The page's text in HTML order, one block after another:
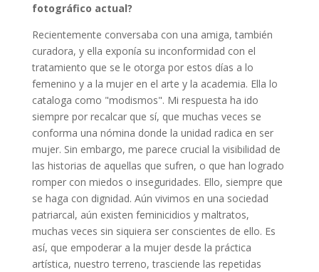
fotográfico actual?
Recientemente conversaba con una amiga, también
curadora, y ella exponía su inconformidad con el
tratamiento que se le otorga por estos días a lo
femenino y a la mujer en el arte y la academia. Ella lo
cataloga como "modismos". Mi respuesta ha ido
siempre por recalcar que sí, que muchas veces se
conforma una nómina donde la unidad radica en ser
mujer. Sin embargo, me parece crucial la visibilidad de
las historias de aquellas que sufren, o que han logrado
romper con miedos o inseguridades. Ello, siempre que
se haga con dignidad. Aún vivimos en una sociedad
patriarcal, aún existen feminicidios y maltratos,
muchas veces sin siquiera ser conscientes de ello. Es
así, que empoderar a la mujer desde la práctica
artística, nuestro terreno, trasciende las repetidas